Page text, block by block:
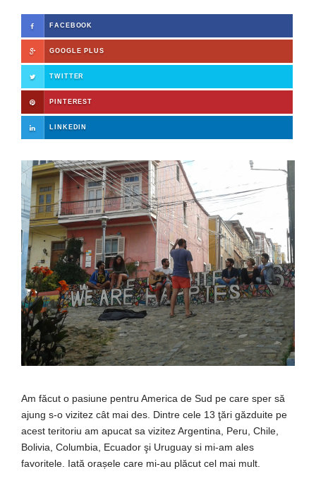
FACEBOOK
GOOGLE PLUS
TWITTER
PINTEREST
LINKEDIN
Am făcut o pasiune pentru America de Sud pe care sper să
ajung s-o vizitez cât mai des. Dintre cele 13 ţări găzduite pe
acest teritoriu am apucat sa vizitez Argentina, Peru, Chile,
Bolivia, Columbia, Ecuador şi Uruguay si mi-am ales
favoritele. Iată orașele care mi-au plăcut cel mai mult.